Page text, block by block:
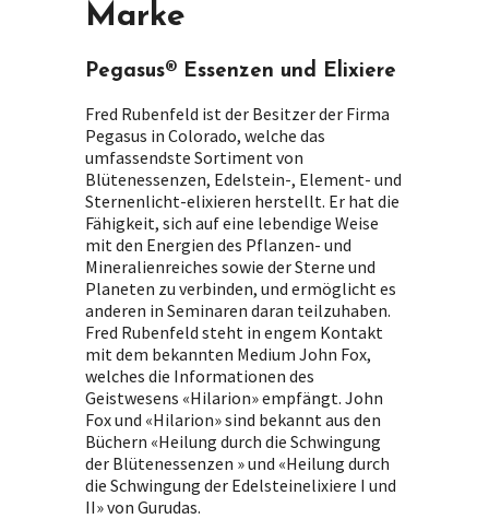
Marke
Pegasus® Essenzen und Elixiere
Fred Rubenfeld ist der Besitzer der Firma
Pegasus in Colorado, welche das
umfassendste Sortiment von
Blütenessenzen, Edelstein-, Element- und
Sternenlicht-elixieren herstellt. Er hat die
Fähigkeit, sich auf eine lebendige Weise
mit den Energien des Pflanzen- und
Mineralienreiches sowie der Sterne und
Planeten zu verbinden, und ermöglicht es
anderen in Seminaren daran teilzuhaben.
Fred Rubenfeld steht in engem Kontakt
mit dem bekannten Medium John Fox,
welches die Informationen des
Geistwesens «Hilarion» empfängt. John
Fox und «Hilarion» sind bekannt aus den
Büchern «Heilung durch die Schwingung
der Blütenessenzen » und «Heilung durch
die Schwingung der Edelsteinelixiere I und
II» von Gurudas.